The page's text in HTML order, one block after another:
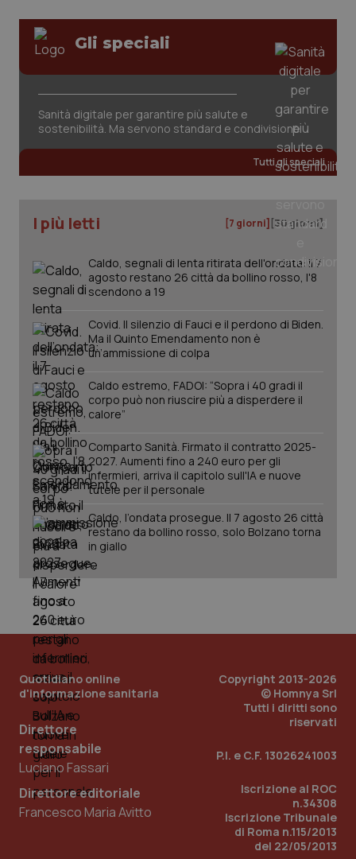
Gli speciali
Sanità digitale per garantire più salute e
sostenibilità. Ma servono standard e condivisione
Tutti gli speciali
I più letti [7 giorni] [30 giorni]
Caldo, segnali di lenta ritirata dell'ondata: il 7
agosto restano 26 città da bollino rosso, l'8
scendono a 19
Covid. Il silenzio di Fauci e il perdono di Biden.
Ma il Quinto Emendamento non è
un’ammissione di colpa
Caldo estremo, FADOI: “Sopra i 40 gradi il
corpo può non riuscire più a disperdere il
calore”
Comparto Sanità. Firmato il contratto 2025-
2027. Aumenti fino a 240 euro per gli
infermieri, arriva il capitolo sull'IA e nuove
tutele per il personale
Caldo, l’ondata prosegue. Il 7 agosto 26 città
restano da bollino rosso, solo Bolzano torna
in giallo
Quotidiano online
d'informazione sanitaria
Direttore
responsabile
Luciano Fassari
Direttore editoriale
Francesco Maria Avitto
Copyright 2013-2026
© Homnya Srl
Tutti i diritti sono
riservati
P.I. e C.F. 13026241003
Iscrizione al ROC
n.34308
Iscrizione Tribunale
di Roma n.115/2013
del 22/05/2013
tracking-sites-ironfish-
tracking-enable
www.quotidianosanita.it
tracking-sites-ironfish-
session-id
www.quotidianosanita.it